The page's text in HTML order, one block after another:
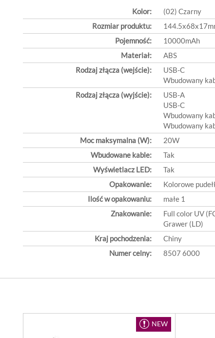
Kolor:
(02) Czarny
Rozmiar produktu:
Pojemność:
10000mAh
Materiał:
ABS
Rodzaj złącza (wejście):
USB-C
Wbudowany
Rodzaj złącza (wyjście):
USB-A
USB-C
Wbudowany
Wbudowany
Moc maksymalna (W):
20W
Wbudowane kable:
Tak
Wyświetlacz LED:
Tak
Opakowanie:
Kolorowe
Ilość w opakowaniu:
małe 1
Znakowanie:
Full color UV
Grawer (LD)
Kraj pochodzenia:
Chiny
Numer celny:
8507 6000
NEW